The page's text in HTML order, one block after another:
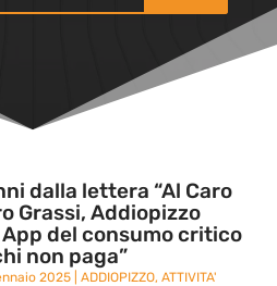
dalla lettera “Al Caro
Grassi, Addiopizzo
del consumo critico
non paga”
2025 |ADDIOPIZZO,ATTIVITA'